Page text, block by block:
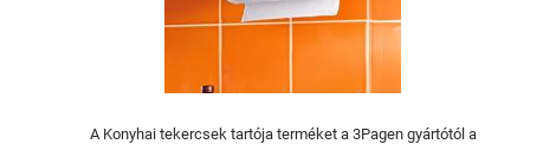
A Konyhai tekercsek tartója terméket a 3Pagen gyártótól a